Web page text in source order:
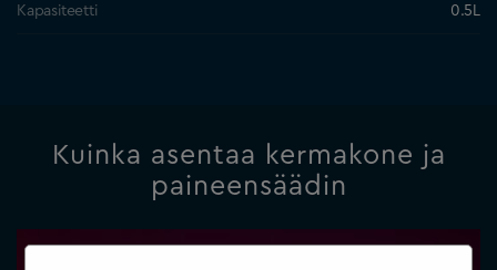
Kapasiteetti 0.5L
Kuinka asentaa kermakone ja
paineensäädin